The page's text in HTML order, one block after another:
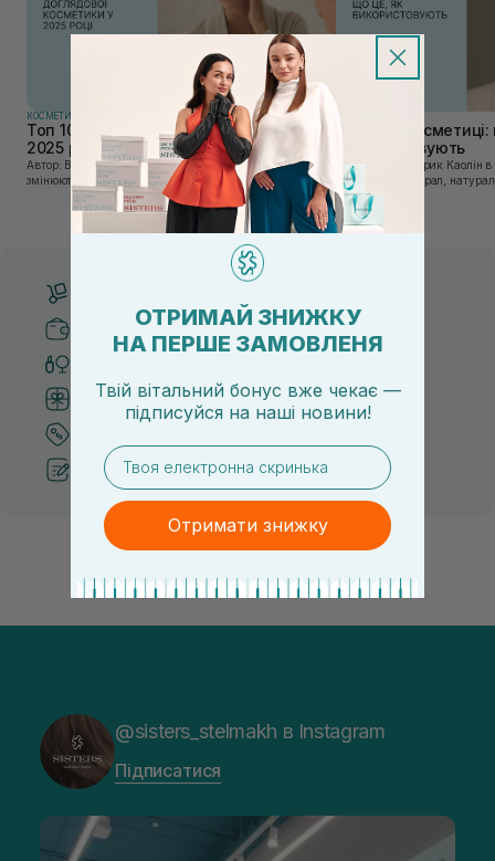
КОСМЕТИКА
Топ 10 брендів доглядової косметики у
2025 році
Автор: Віка Нагорна У сучасному світі, де тренди
змінюються зі швидкістю світла, а ринок популярної
косметики переповнений новими пропозиціями, вибір
засобу для себе стає справжнім викликом. 2025 р...
Каолін в
використовують
Автор: Юлія Цебрик Каолін в косметології – це
природний мінерал,
безліч переваг для шкіри
завдяки великій кількості
Безпечні способи оплати
Система бонусів та лояльності
Рекомендації від косметологів
@sisters_stelmakh в Instagram
Підписатися
ОТРИМАЙ ЗНИЖКУ
НА ПЕРШЕ ЗАМОВЛЕНЯ
Твій вітальний бонус вже чекає —
підписуйся на наші новини!
email
Отримати знижку